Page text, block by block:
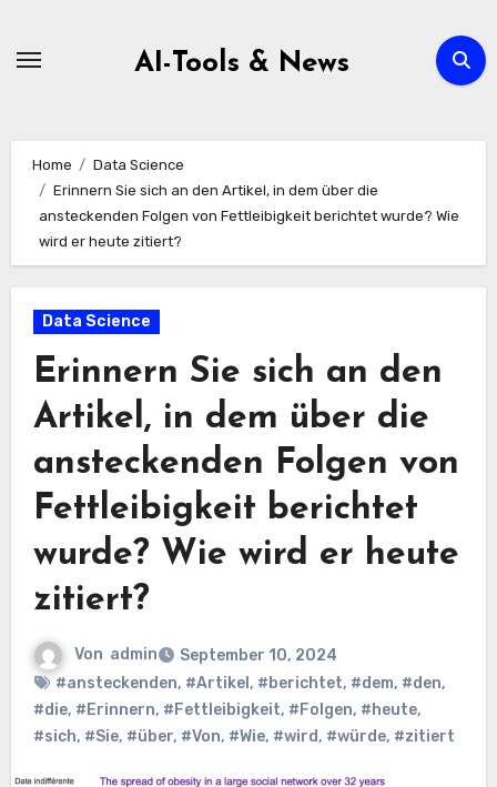
AI-Tools & News
Home
Data Science
Erinnern Sie sich an den Artikel, in dem über die
ansteckenden Folgen von Fettleibigkeit berichtet wurde? Wie
wird er heute zitiert?
Data Science
Erinnern Sie sich an den
Artikel, in dem über die
ansteckenden Folgen von
Fettleibigkeit berichtet
wurde? Wie wird er heute
zitiert?
Von admin
September 10, 2024
#ansteckenden, #Artikel , #berichtet, #dem, #den,
#die, #Erinnern, #Fettleibigkeit, #Folgen, #heute,
#sich, #Sie, #über, #Von, #Wie, #wird, #würde, #zitiert